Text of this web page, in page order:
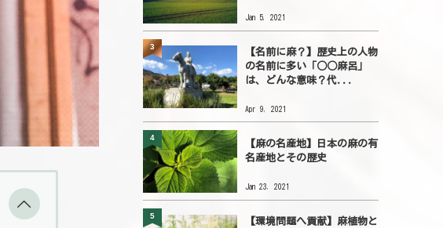
Jan 5, 2021
【名前に麻？】歴史上の人物
の名前に多い「○○麻呂」
は、どんな意味？代...
Apr 9, 2021
3
【麻の名産地】日本の麻の有
名産地とその歴史
Jan 23, 2021
4
【環境問題へ貢献】麻植物と
5